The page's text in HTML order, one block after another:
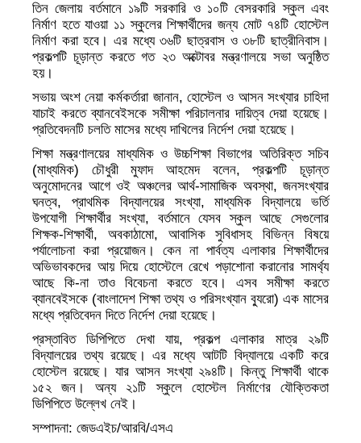
তিন জেলায় বর্তমানে ১৯টি সরকারি ও ১০টি বেসরকারি স্কুল এবং
নির্মাণ হতে যাওয়া ১১ স্কুলের শিক্ষার্থীদের জন্য মোট ৭৪টি হোস্টেল
নির্মাণ করা হবে। এর মধ্যে ৩৬টি ছাত্রবাস ও ৩৮টি ছাত্রীনিবাস।
প্রকল্পটি চূড়ান্ত করতে গত ২৩ অক্টোবর মন্ত্রণালয়ে সভা অনুষ্ঠিত
হয়।
সভায় অংশ নেয়া কর্মকর্তারা জানান, হোস্টেল ও আসন সংখ্যার চাহিদা
যাচাই করতে ব্যানবেইসকে সমীক্ষা পরিচালনার দায়িত্ব দেয়া হয়েছে।
প্রতিবেদনটি চলতি মাসের মধ্যে দাখিলের নির্দেশ দেয়া হয়েছে।
শিক্ষা মন্ত্রণালয়ের মাধ্যমিক ও উচ্চশিক্ষা বিভাগের অতিরিক্ত সচিব
(মাধ্যমিক) চৌধুরী মুফাদ আহমেদ বলেন, প্রকল্পটি চূড়ান্ত
অনুমোদনের আগে ওই অঞ্চলের আর্থ-সামাজিক অবস্থা, জনসংখ্যার
ঘনত্ব, প্রাথমিক বিদ্যালয়ের সংখ্যা, মাধ্যমিক বিদ্যালয়ে ভর্তি
উপযোগী শিক্ষার্থীর সংখ্যা, বর্তমানে যেসব স্কুল আছে সেগুলোর
শিক্ষক-শিক্ষার্থী, অবকাঠামো, আবাসিক সুবিধাসহ বিভিন্ন বিষয়ে
পর্যালোচনা করা প্রয়োজন। কেন না পার্বত্য এলাকার শিক্ষার্থীদের
অভিভাবকদের আয় দিয়ে হোস্টেলে রেখে পড়াশোনা করানোর সামর্থ্য
আছে কি-না তাও বিবেচনা করতে হবে। এসব সমীক্ষা করতে
ব্যানবেইসকে (বাংলাদেশ শিক্ষা তথ্য ও পরিসংখ্যান ব্যুরো) এক মাসের
মধ্যে প্রতিবেদন দিতে নির্দেশ দেয়া হয়েছে।
প্রস্তাবিত ডিপিপিতে দেখা যায়, প্রকল্প এলাকার মাত্র ২৯টি
বিদ্যালয়ের তথ্য রয়েছে। এর মধ্যে আটটি বিদ্যালয়ে একটি করে
হোস্টেল রয়েছে। যার আসন সংখ্যা ২৯৪টি। কিন্তু শিক্ষার্থী থাকে
১৫২ জন। অন্য ২১টি স্কুলে হোস্টেল নির্মাণের যৌক্তিকতা
ডিপিপিতে উল্লেখ নেই।
সম্পাদনা: জেডএইচ/আরবি/এসএ